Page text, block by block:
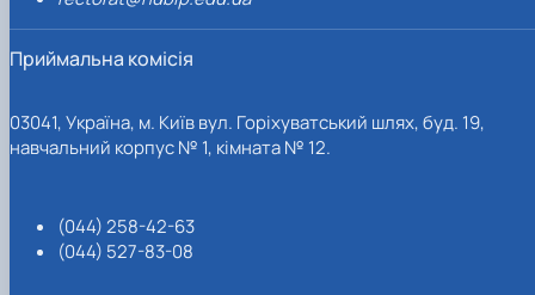
Приймальна комісія
03041, Україна, м. Київ вул. Горіхуватський шлях, буд. 19,
навчальний корпус № 1, кімната № 12.
(044) 258-42-63
(044) 527-83-08